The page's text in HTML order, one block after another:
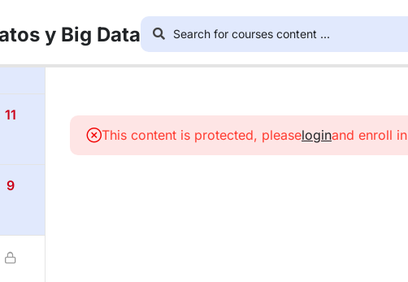
10
11
9
y Big Data
This content is protected, pleaseloginand enroll